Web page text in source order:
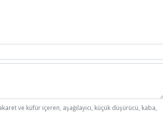
ve küfür içeren, aşağılayıcı, küçük düşürücü, kaba,